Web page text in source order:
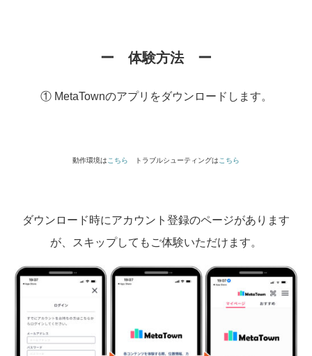
ー 体験方法 ー
① MetaTownのアプリをダウンロードします。
動作環境は こちら トラブルシューティングは こちら
ダウンロード時にアカウント登録のページがあります
が、スキップしてもご体験いただけます。